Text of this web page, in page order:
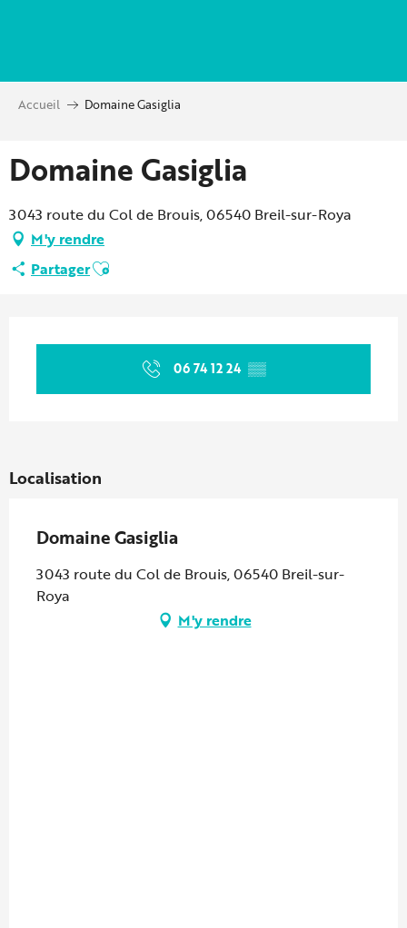
principal
Accueil Domaine Gasiglia
Domaine Gasiglia
3043 route du Col de Brouis, 06540 Breil-sur-Roya
M'y rendre
PartagerAjouter aux favoris
06 74 12 24 ▒▒
Localisation
Domaine Gasiglia
3043 route du Col de Brouis, 06540 Breil-sur-
Roya
M'y rendre